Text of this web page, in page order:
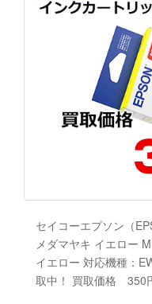
セイコーエプソン（
メダマヤキ イエロー
イエロー 対応機種：
取中！ 買取価格 350